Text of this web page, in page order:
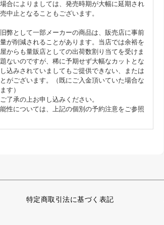
合によりましては、発売時期が大幅に延期され
中止となることもございます。
弊として一部メーカーの商品は、販売店に事前
が削減されることがあります。当店では余裕を
からも量販店としての出荷数割り当てを受けま
ないのですが、稀に予期せず大幅なカットとな
込みされていましてもご提供できない、または
がございます。（既にご入金頂いていた場合な
す）
了承の上お申し込みください。
性については、上記の個別の予約注意をご参照
特定商取引法に基づく表記